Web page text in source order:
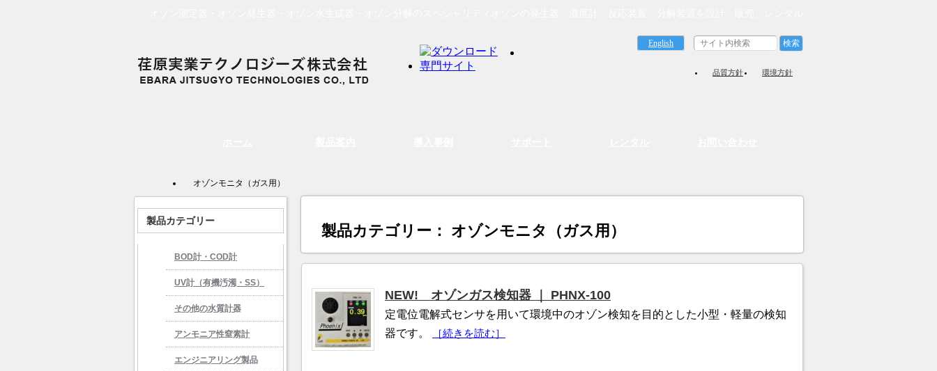
English
環境方針
品質方針
オゾンモニタ（ガス用）
製品カテゴリー： オゾンモニタ（ガス用）
NEW! オゾンガス検知器 ｜ PHNX-100
定電位電解式センサを用いて環境中のオゾン検知を目的とした小型・軽量の検知
器です。
［続きを読む］
製品カテゴリー
BOD計・COD計
UV計（有機汚濁・SS）
その他の水質計器
アンモニア性窒素計
エンジニアリング製品